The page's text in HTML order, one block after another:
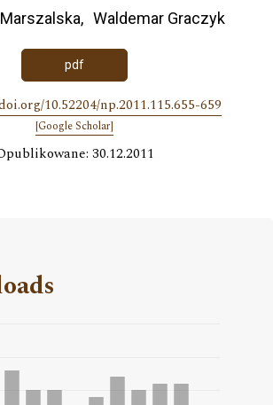
Waldemar Graczyk
pdf
10.52204/np.2011.115.655-659
[Google Scholar]
30.12.2011